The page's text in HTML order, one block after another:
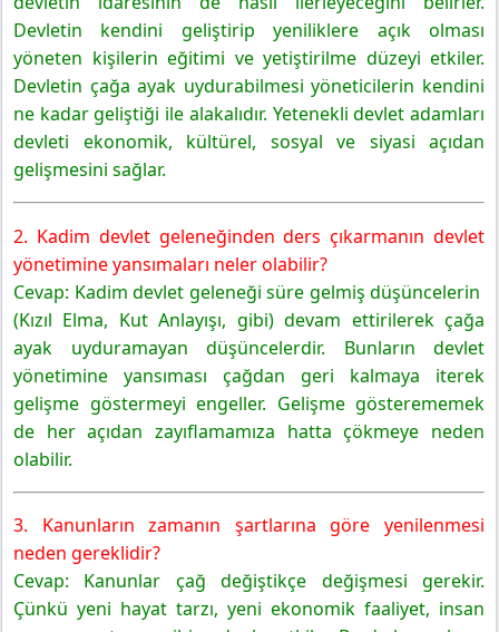
Devletin kendini geliştirip yeniliklere açık olması
yöneten kişilerin eğitimi ve yetiştirilme düzeyi etkiler.
Devletin çağa ayak uydurabilmesi yöneticilerin kendini
ne kadar geliştiği ile alakalıdır. Yetenekli devlet adamları
devleti ekonomik, kültürel, sosyal ve siyasi açıdan
gelişmesini sağlar.
2. Kadim devlet geleneğinden ders çıkarmanın devlet
yönetimine yansımaları neler olabilir?
Cevap: Kadim devlet geleneği süre gelmiş düşüncelerin
(Kızıl Elma, Kut Anlayışı, gibi) devam ettirilerek çağa
ayak uyduramayan düşüncelerdir. Bunların devlet
yönetimine yansıması çağdan geri kalmaya iterek
gelişme göstermeyi engeller. Gelişme gösterememek
de her açıdan zayıflamamıza hatta çökmeye neden
olabilir.
3. Kanunların zamanın şartlarına göre yenilenmesi
neden gereklidir?
Cevap: Kanunlar çağ değiştikçe değişmesi gerekir.
Çünkü yeni hayat tarzı, yeni ekonomik faaliyet, insan